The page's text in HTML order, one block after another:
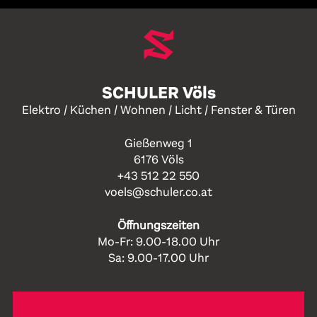
SCHULER Völs
Elektro / Küchen / Wohnen / Licht / Fenster & Türen
Gießenweg 1
6176 Völs
+43 512 22 550
voels@schuler.co.at
Öffnungszeiten
Mo-Fr: 9.00-18.00 Uhr
Sa: 9.00-17.00 Uhr